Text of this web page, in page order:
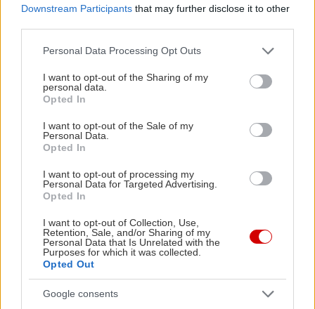
Downstream Participants that may further disclose it to other
Please note that this website/app uses one or more Google
not limited to your visit or usage behaviour. You may click to
grant or deny consent to Google and its third-party tags to
use your data for below specified purposes in below Google
consent section.
Personal Data Processing Opt Outs
I want to opt-out of the Sharing of my
personal data.
Opted In
I want to opt-out of the Sale of my
Personal Data.
Opted In
I want to opt-out of processing my
Personal Data for Targeted Advertising.
Opted In
I want to opt-out of Collection, Use,
Retention, Sale, and/or Sharing of my
Personal Data that Is Unrelated with the
Purposes for which it was collected.
Opted Out
Google consents
οδηγοί που διστάζουν μπροστά στις φιδίσιες
πετρόκτιστα αρχοντικά της, τα λιθόστρωτα
κακομαθαίνουν με τα πλουσιοπάροχα πρωινά
τους, η Πορταριά είναι η ιδανική πρώτη γνωριμία
με το βουνό των Κενταύρων. Λίγα χιλιόμετρα πιο
πάνω, η Μακρινίτσα απλώνεται σαν υπαίθριο
προσκαλώντας σας σε ολοήμερες περιπλανήσεις
στα καλντερίμια της, ανάμεσα σε ανθισμένες
αυλές και θέες που κόβουν την ανάσα.
Αν είσαι φαν της ρομαντζάδας τότε η Τσαγκαράδα
θα γίνει το αιώνιο απωθημένο σου αναγκάζοντας
να επαναλαμβάνεις σε φίλους και γνωστούς ότι το